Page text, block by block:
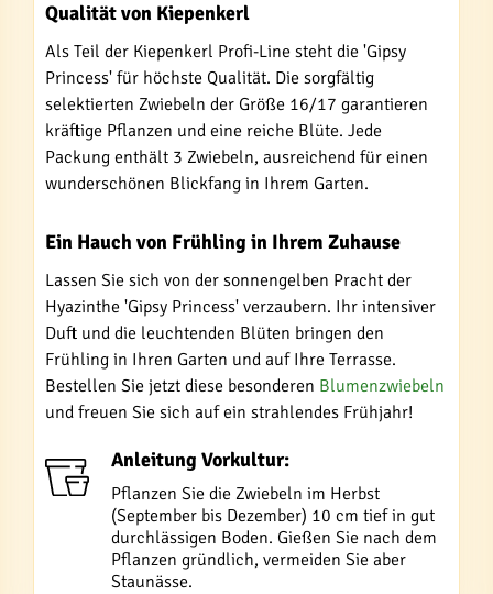
Qualität von Kiepenkerl
Als Teil der Kiepenkerl Profi-Line steht die 'Gipsy
Princess' für höchste Qualität. Die sorgfältig
selektierten Zwiebeln der Größe 16/17 garantieren
kräftige Pflanzen und eine reiche Blüte. Jede
Packung enthält 3 Zwiebeln, ausreichend für einen
wunderschönen Blickfang in Ihrem Garten.
Ein Hauch von Frühling in Ihrem Zuhause
Lassen Sie sich von der sonnengelben Pracht der
Hyazinthe 'Gipsy Princess' verzaubern. Ihr intensiver
Duft und die leuchtenden Blüten bringen den
Frühling in Ihren Garten und auf Ihre Terrasse.
Bestellen Sie jetzt diese besonderen Blumenzwiebeln
und freuen Sie sich auf ein strahlendes Frühjahr!
Anleitung Vorkultur:
Pflanzen Sie die Zwiebeln im Herbst
(September bis Dezember) 10 cm tief in gut
durchlässigen Boden. Gießen Sie nach dem
Pflanzen gründlich, vermeiden Sie aber
Staunässe.